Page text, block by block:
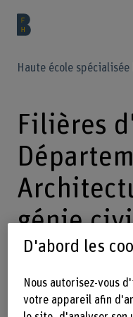
Haute école
Filières
génie
Nous
architectes du
D'abord les
Nous autorisez-vous
votre appareil afin